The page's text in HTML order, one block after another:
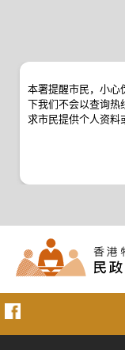
本署提醒市民，小心
下我们不会以查询热
求市民提供个人资料
系统操作，本署的
问，应与本署职员
询热线 18222 查询
二零一九年七月二十
二零一七年四月二十
二零一七年四月五日